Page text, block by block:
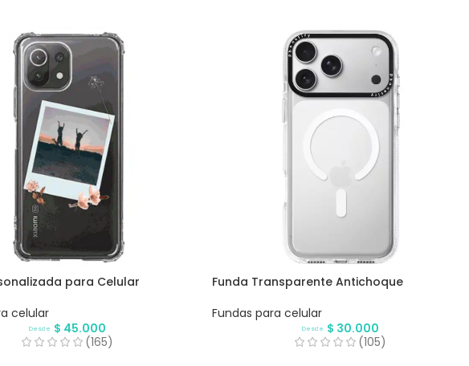
para Celular
celular
Desde $ 45.000
(165)
Funda Transparente Antichoque
Fundas para celular
Desde $ 30.000
(105)